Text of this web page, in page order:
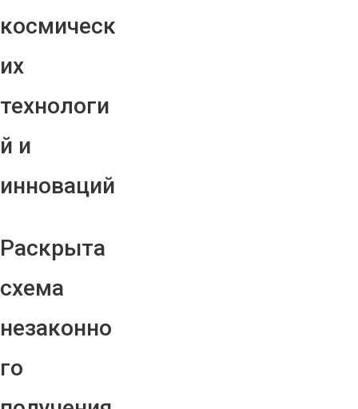
космическ
их
технологи
й и
инноваций
Раскрыта
схема
незаконно
го